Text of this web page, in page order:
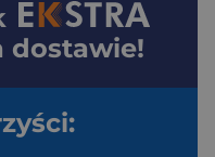
dostawie!